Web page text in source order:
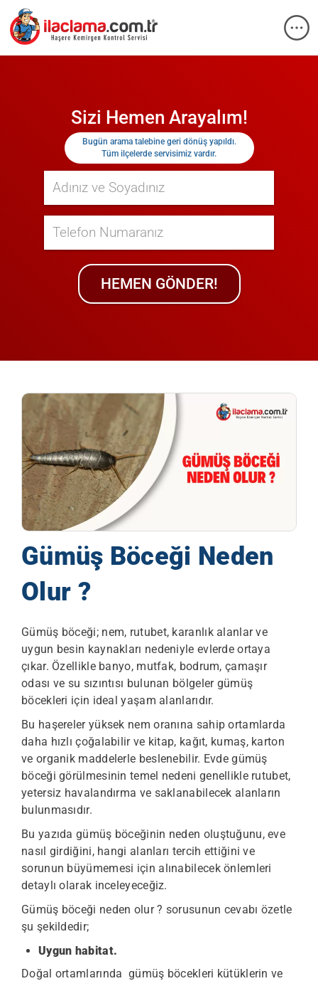
Sizi Hemen Arayalım!
Bugün arama talebine geri dönüş yapıldı.
Tüm ilçelerde servisimiz vardır.
HEMEN GÖNDER!
Gümüş Böceği Neden
Olur ?
Gümüş böceği; nem, rutubet, karanlık alanlar ve
uygun besin kaynakları nedeniyle evlerde ortaya
çıkar. Özellikle banyo, mutfak, bodrum, çamaşır
odası ve su sızıntısı bulunan bölgeler gümüş
böcekleri için ideal yaşam alanlarıdır.
Bu haşereler yüksek nem oranına sahip ortamlarda
daha hızlı çoğalabilir ve kitap, kağıt, kumaş, karton
ve organik maddelerle beslenebilir. Evde gümüş
böceği görülmesinin temel nedeni genellikle rutubet,
yetersiz havalandırma ve saklanabilecek alanların
bulunmasıdır.
Bu yazıda gümüş böceğinin neden oluştuğunu, eve
nasıl girdiğini, hangi alanları tercih ettiğini ve
sorunun büyümemesi için alınabilecek önlemleri
detaylı olarak inceleyeceğiz.
Gümüş böceği neden olur ? sorusunun cevabı özetle
şu şekildedir;
Uygun habitat.
Doğal ortamlarında gümüş böcekleri kütüklerin ve